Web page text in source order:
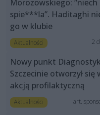
Morozowskiego: “niech
spie***la”. Haditaghi
go w klubie
Aktualności 2
Nowy punkt
Szczecinie otworzył się
akcją profilaktyczną
Aktualności art.